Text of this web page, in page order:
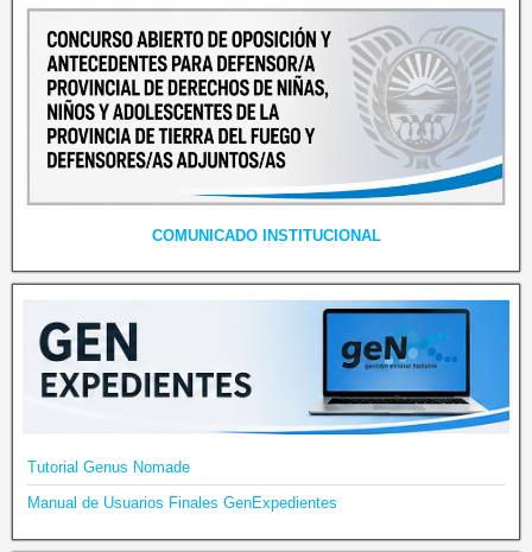
COMUNICADO INSTITUCIONAL
Tutorial Genus Nomade
Manual de Usuarios Finales GenExpedientes